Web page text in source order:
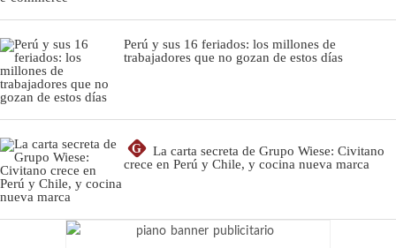
Perú y sus 16 feriados: los millones de
trabajadores que no gozan de estos días
G
La carta secreta de Grupo Wiese: Civitano
crece en Perú y Chile, y cocina nueva marca